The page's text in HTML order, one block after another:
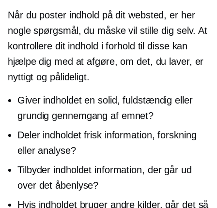
Når du poster indhold på dit websted, er her
nogle spørgsmål, du måske vil stille dig selv. At
kontrollere dit indhold i forhold til disse kan
hjælpe dig med at afgøre, om det, du laver, er
nyttigt og pålideligt.
Giver indholdet en solid, fuldstændig eller
grundig gennemgang af emnet?
Deler indholdet frisk information, forskning
eller analyse?
Tilbyder indholdet information, der går ud
over det åbenlyse?
Hvis indholdet bruger andre kilder, går det så